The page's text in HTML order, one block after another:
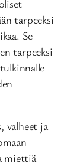
tarpeeksi
Se
tarpeeksi
valheet ja
miettiä